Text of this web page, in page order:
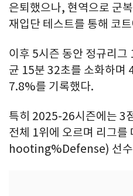
은퇴했으나, 현역으로 군
재입단 테스트를 통해 코
이후 5시즌 동안 정규리그
균 15분 32초를 소화하며
7.8%를 기록했다.
특히 2025-26시즌에는 3
전체 1위에 오르며 리그
hooting%Defense) 선수